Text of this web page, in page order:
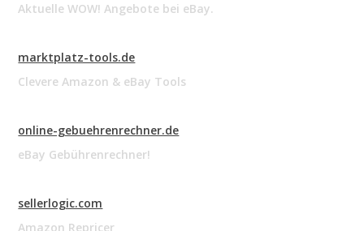
Aktuelle WOW! Angebote bei eBay.
marktplatz-tools.de
Clevere Amazon & eBay Tools
online-gebuehrenrechner.de
eBay Gebührenrechner!
sellerlogic.com
Amazon Repricer